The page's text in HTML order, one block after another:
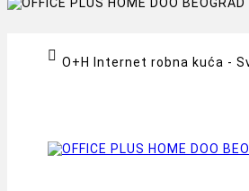
 O+H Internet robna kuća -